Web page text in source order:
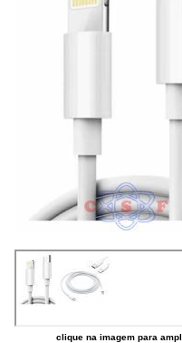
clique na imagem para